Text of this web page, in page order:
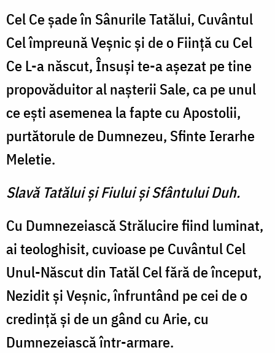
Cel Ce şade în Sânurile Tatălui, Cuvântul
Cel împreună Veşnic şi de o Fiinţă cu Cel
Ce L-a născut, Însuşi te-a aşezat pe tine
propovăduitor al naşterii Sale, ca pe unul
ce eşti asemenea la fapte cu Apostolii,
purtătorule de Dumnezeu, Sfinte Ierarhe
Meletie.
Slavă Tatălui şi Fiului şi Sfântului Duh.
Cu Dumnezeiască Strălucire fiind luminat,
ai teologhisit, cuvioase pe Cuvântul Cel
Unul-Născut din Tatăl Cel fără de început,
Nezidit şi Veşnic, înfruntând pe cei de o
credinţă şi de un gând cu Arie, cu
Dumnezeiască într-armare.